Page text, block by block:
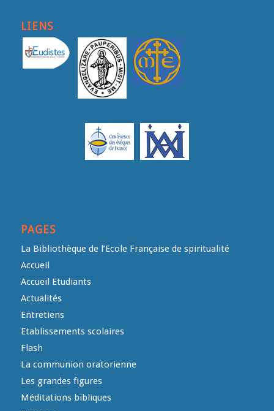
LIENS
PAGES
La Bibliothèque de l’Ecole Française de spiritualité
Accueil
Accueil Etudiants
Actualités
Entretiens
Etablissements scolaires
Flash
La communion oratorienne
Les grandes figures
Méditations bibliques